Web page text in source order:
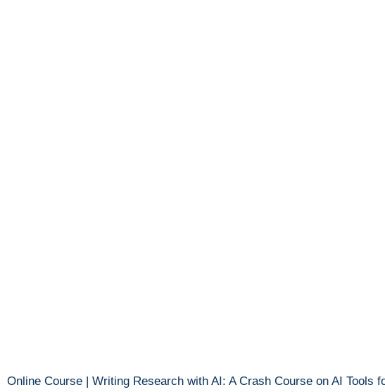
Online Course | Writing Research with AI: A Crash Course on AI Tools